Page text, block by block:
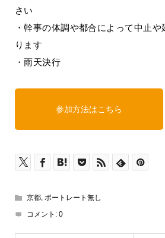
さい
・幹事の体調や都合によって中止
ります
・雨天決行
参加方法はこちら
京都, ポートレート無し
コメント: 0